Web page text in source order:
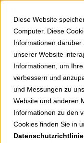
Diese Website
Computer. Diese
Informationen
unserer Website
Informationen, um
verbessern und
und Messungen zu
Website und anderen
Informationen zu den
Cookies finden Sie in
Datenschutzrichtlinie
Springe zu Hauptinhalt
zurück zur Übersicht